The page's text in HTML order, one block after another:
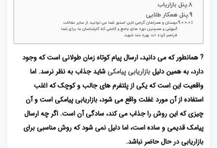
پنل بازاریاب
پنل همکار طلایی
دوستان و همراهان گرامی لاین استور شما می توانید از سایر مقالات
آموزشی و همچنین دوره های جامع و کاملی که کارشناسان ما برای شما
فراهم کرده اند بهره مند شوید.
? همانطور که می دانید، ارسال پیام کوتاه زمان طولانی است که وجود
دارد، به همین دلیلبازاریابی پیامکیشاید جذاب به نظر نرسد. اما
واقعیت این است که یکی از پلتفرم های جالب و کوچک که اغلب
استفاده از آن مورد غفلت واقع می شود، بازاریابی پیامکی است و آن
چیزی که این روش را جذاب می کند، سادگی آن است. اگر چه ارسال
پیامک قدیمی و ساده است، اما دلیل نمی شود که روش مناسبی برای
بازاریابی در حال حاضر نباشد.